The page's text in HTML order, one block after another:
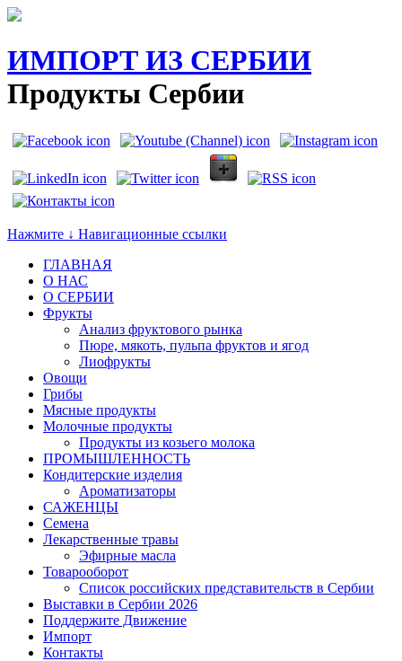
ИМПОРТ ИЗ СЕРБИИ
Продукты Сербии
Нажмите ↓ Навигационные ссылки
ГЛАВНАЯ
О НАС
O СЕРБИИ
Фрукты
Анализ фруктового рынка
Пюре, мякоть, пульпа фруктов и ягод
Лиофрукты
Овощи
Грибы
Мясные продукты
Молочные продукты
Продукты из козьего молока
ПРОМЫШЛЕННОСТЬ
Кондитерские изделия
Ароматизаторы
САЖЕНЦЫ
Семена
Лекарственные травы
Эфирные масла
Товарооборот
Список российских представительств в Сербии
Выставки в Сербии 2026
Поддержите Движение
Импорт
Контакты